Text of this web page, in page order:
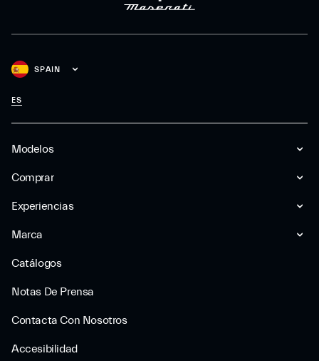
Modelos
Comprar
Experiencias
Marca
Catálogos
Notas De Prensa
Contacta Con Nosotros
Accesibilidad
SPAIN
ES